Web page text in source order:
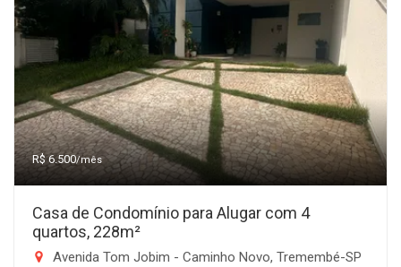
R$ 6.500/mês
Casa de Condomínio para Alugar com 4
quartos, 228m²
Avenida Tom Jobim - Caminho Novo, Tremembé-SP